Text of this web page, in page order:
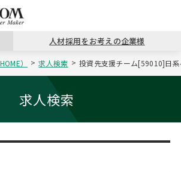
戻る
コンサ
戻る
キャリ
戻る
MBAの
戻る
日本か
戻る
パワー
ナー
人材採用をお考えの企業様
） 求人検索 投資先支援チーム[59010]日
求人検索